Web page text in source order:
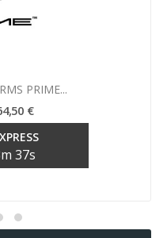
PRIME...
€
m 36s